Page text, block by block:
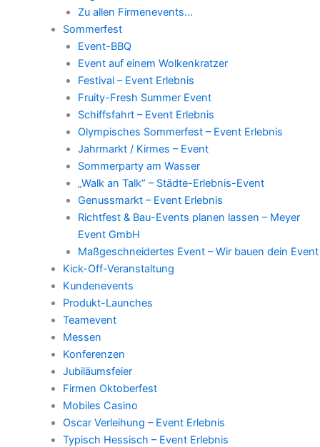
Zu allen Firmenevents…
Sommerfest
Event-BBQ
Event auf einem Wolkenkratzer
Festival – Event Erlebnis
Fruity-Fresh Summer Event
Schiffsfahrt – Event Erlebnis
Olympisches Sommerfest – Event Erlebnis
Jahrmarkt / Kirmes – Event
Sommerparty am Wasser
„Walk an Talk“ – Städte-Erlebnis-Event
Genussmarkt – Event Erlebnis
Richtfest & Bau-Events planen lassen – Meyer
Event GmbH
Maßgeschneidertes Event – Wir bauen dein Event
Kick-Off-Veranstaltung
Kundenevents
Produkt-Launches
Teamevent
Messen
Konferenzen
Jubiläumsfeier
Firmen Oktoberfest
Mobiles Casino
Oscar Verleihung – Event Erlebnis
Typisch Hessisch – Event Erlebnis